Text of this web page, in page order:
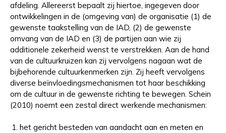
afdeling. Allereerst bepaalt zij hiertoe, ingegeven door
ontwikkelingen in de (omgeving van) de organisatie (1) de
gewenste taakstelling van de IAD, (2) de gewenste
omvang van de IAD en (3) de partijen aan wie zij
additionele zekerheid wenst te verstrekken. Aan de hand
van de cultuurkruizen kan zij vervolgens nagaan wat de
bijbehorende cultuurkenmerken zijn. Zij heeft vervolgens
diverse beïnvloedingsmechanismen tot haar beschikking
om de cultuur in de gewenste richting te bewegen. Schein
(2010) noemt een zestal direct werkende mechanismen:
het gericht besteden van aandacht aan en meten en